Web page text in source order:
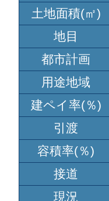
土地面積(㎡)
地目
都市計画
用途地域
建ペイ率(％)
引渡
容積率(％)
接道
現況